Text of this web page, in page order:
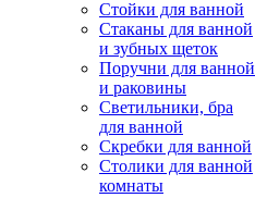
Стойки для ванной
Стаканы для ванной
и зубных щеток
Поручни для ванной
и раковины
Светильники, бра
для ванной
Скребки для ванной
Столики для ванной
комнаты